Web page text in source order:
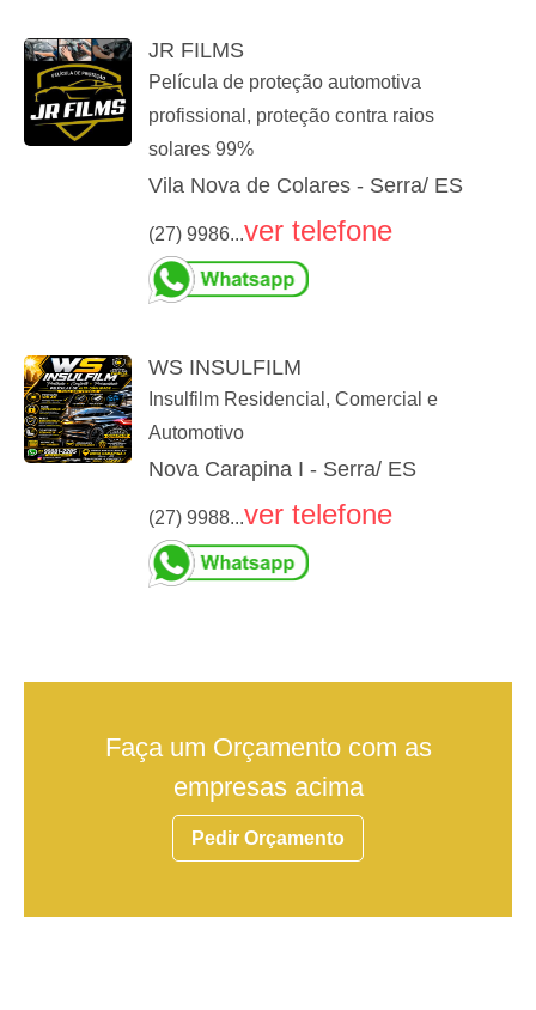
JR FILMS
Película de proteção automotiva
profissional, proteção contra raios
solares 99%
Vila Nova de Colares - Serra/ ES
(27) 9986...ver telefone
WS INSULFILM
Insulfilm Residencial, Comercial e
Automotivo
Nova Carapina I - Serra/ ES
(27) 9988...ver telefone
Faça um Orçamento com as
empresas acima
Pedir Orçamento